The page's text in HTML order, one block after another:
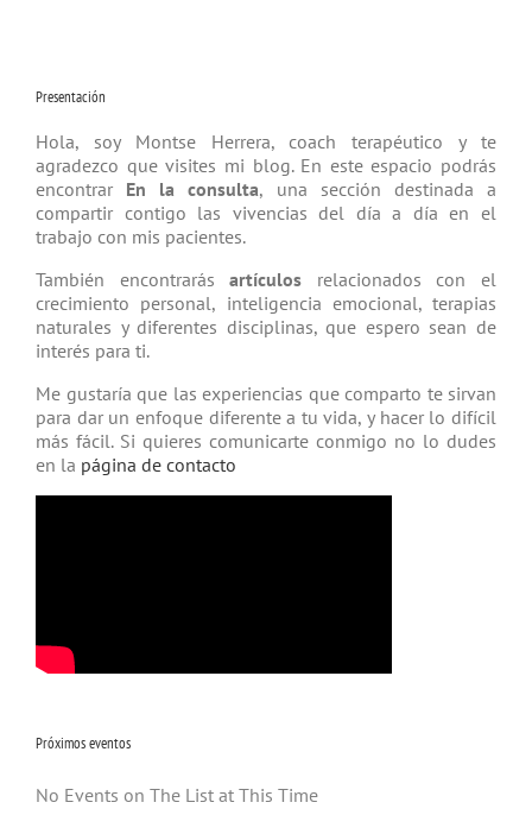
Presentación
Hola, soy Montse Herrera, coach tera­péutico y te
agradezco que visites mi blog. En este espacio podrás
encontrar En la consulta, una sección destinada a
compartir contigo las vivencias del día a día en el
trabajo con mis pacientes.
También encontrarásartículos relacio­nados con el
crecimiento personal, inteligencia emocional, terapias
natu­rales y diferentes disciplinas, que espero sean de
interés para ti.
Me gustaría que las experiencias que comparto te sirvan
para dar un enfoque diferente a tu vida, y hacer lo difícil
más fácil. Si quieres comunicarte conmigo no lo dudes
en la página de contacto
Próximos eventos
No Events on The List at This Time